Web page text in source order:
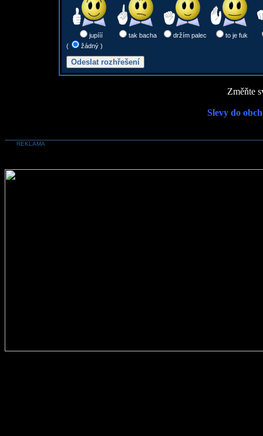
jupííí tak bacha držím palec
to je fuk
(
žádný )
Změňte
Slevy do
REKLAMA